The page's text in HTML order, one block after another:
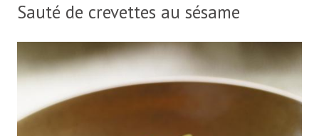
Sauté de crevettes au sésame